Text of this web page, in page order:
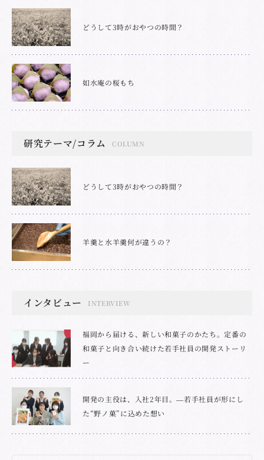
どうして3時がおやつの時間？
如水庵の桜もち
研究テーマ/コラム COLUMN
どうして3時がおやつの時間？
羊羹と水羊羹何が違うの？
インタビュー INTERVIEW
福岡から届ける、新しい和菓子のかたち。定番の
和菓子と向き合い続けた若手社員の開発ストーリ
ー
開発の主役は、入社2年目。―若手社員が形にし
た“野ノ菓”に込めた想い